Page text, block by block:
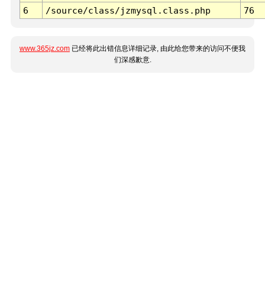
6
/source/class/jzmysql.class.php 76
www.365jz.com 已经将此出错信息详细记录, 由此给您带来的访问不便我
们深感歉意.